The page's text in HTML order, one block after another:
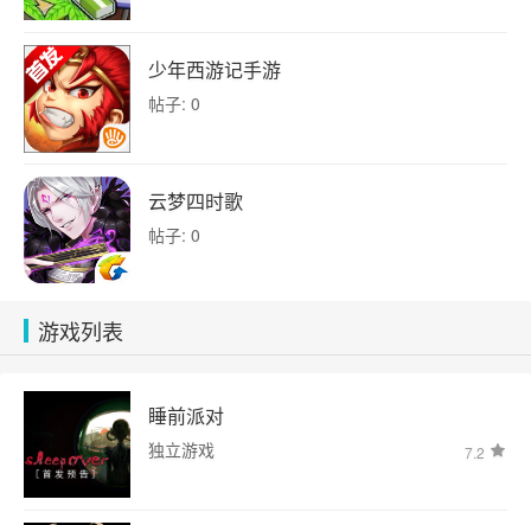
少年西游记手游
帖子: 0
云梦四时歌
帖子: 0
游戏列表
睡前派对
独立游戏 7.2